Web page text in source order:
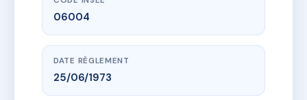
06004
DATE RÈGLEMENT
25/06/1973